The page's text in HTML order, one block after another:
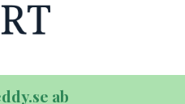
ab